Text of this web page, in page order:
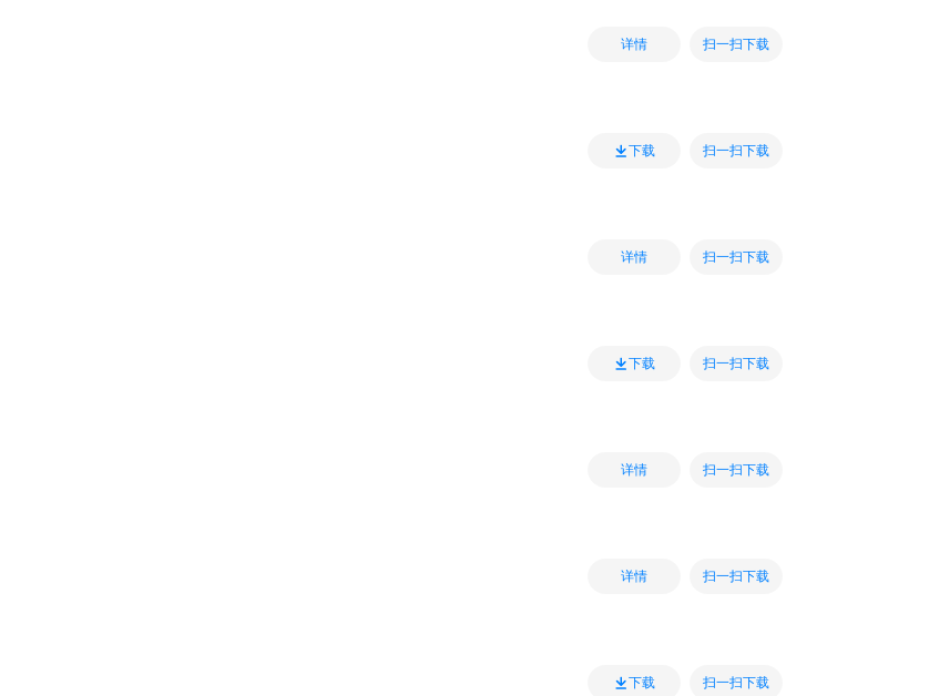
详情 扫一扫下载
下载 扫一扫下载
详情 扫一扫下载
下载 扫一扫下载
详情 扫一扫下载
详情 扫一扫下载
下载 扫一扫下载